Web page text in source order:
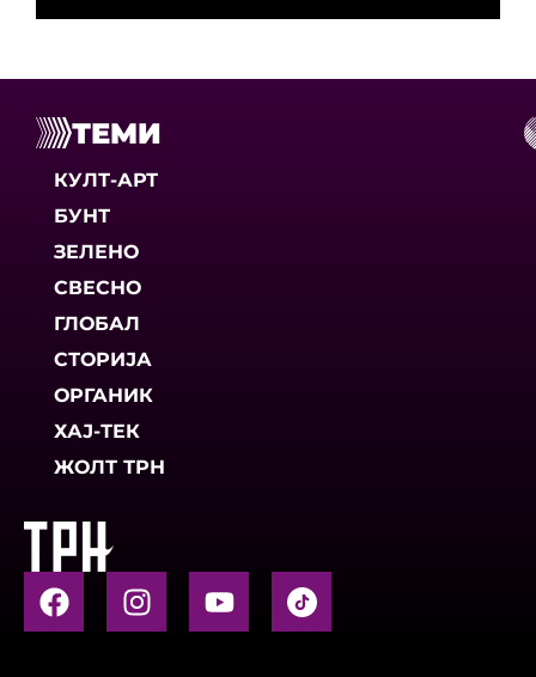
ТЕМИ
КУЛТ-АРТ
БУНТ
ЗЕЛЕНО
СВЕСНО
ГЛОБАЛ
СТОРИЈА
ОРГАНИК
ХАЈ-ТЕК
ЖОЛТ ТРН